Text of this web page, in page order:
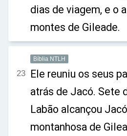
dias de viagem, e o
montes de Gileade.
Bíblia NTLH
23 Ele reuniu os seus
atrás de Jacó. Sete
Labão alcançou
montanhosa de